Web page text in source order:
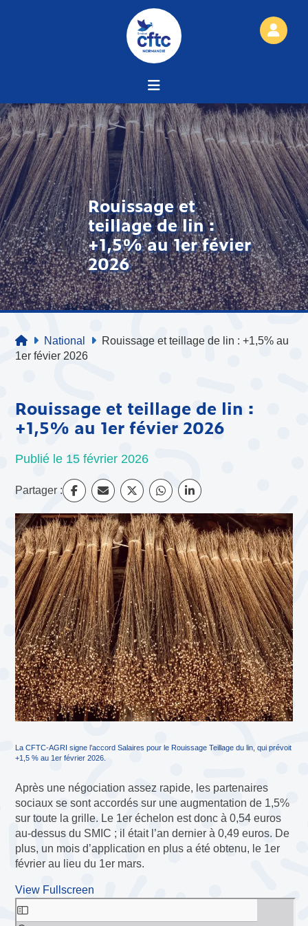
Rouissage et
teillage de lin :
+1,5% au 1er févier
2026
National
Rouissage et teillage de lin : +1,5% au
1er févier 2026
Rouissage et teillage de lin :
+1,5% au 1er févier 2026
Publié le 15 février 2026
Partager :
La CFTC-AGRI signe l’accord Salaires pour le Rouissage Teillage du lin, qui prévoit
+1,5 % au 1er février 2026.
Après une négociation assez rapide, les partenaires
sociaux se sont accordés sur une augmentation de 1,5%
sur toute la grille. Le 1er échelon est donc à 0,54 euros
au-dessus du SMIC ; il était l’an dernier à 0,49 euros. De
plus, un mois d’application en plus a été obtenu, le 1er
février au lieu du 1er mars.
View Fullscreen
Aller
au